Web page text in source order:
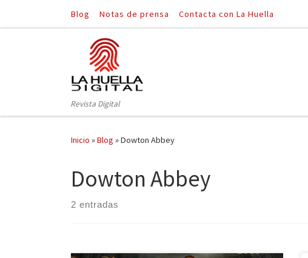
Saltar al contenido
Blog Notas de prensa Contacta con La Huella
Revista Digital
Inicio »Blog »Dowton Abbey
Dowton Abbey
2 entradas